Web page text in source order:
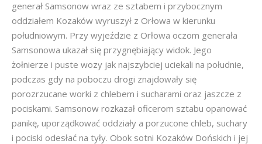
generał Samsonow wraz ze sztabem i przybocznym
oddziałem Kozaków wyruszył z Orłowa w kierunku
południowym. Przy wyjeździe z Orłowa oczom generała
Samsonowa ukazał się przygnębiający widok. Jego
żołnierze i puste wozy jak najszybciej uciekali na południe,
podczas gdy na poboczu drogi znajdowały się
porozrzucane worki z chlebem i sucharami oraz jaszcze z
pociskami. Samsonow rozkazał oficerom sztabu opanować
panikę, uporządkować oddziały a porzucone chleb, suchary
i pociski odesłać na tyły. Obok sotni Kozaków Dońskich i jej